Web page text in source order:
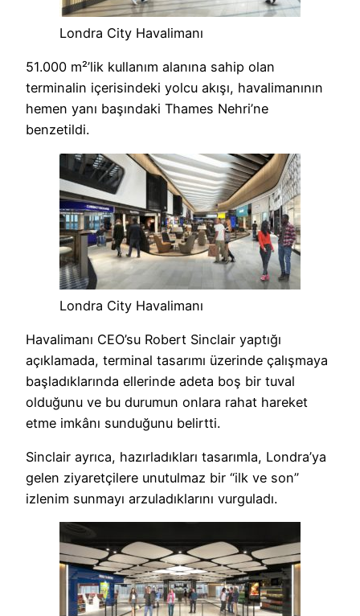
Londra City Havalimanı
51.000 m²’lik kullanım alanına sahip olan
terminalin içerisindeki yolcu akışı, havalimanının
hemen yanı başındaki Thames Nehri’ne
benzetildi.
Londra City Havalimanı
Havalimanı CEO’su Robert Sinclair yaptığı
açıklamada, terminal tasarımı üzerinde çalışmaya
başladıklarında ellerinde adeta boş bir tuval
olduğunu ve bu durumun onlara rahat hareket
etme imkânı sunduğunu belirtti.
Sinclair ayrıca, hazırladıkları tasarımla, Londra’ya
gelen ziyaretçilere unutulmaz bir “ilk ve son”
izlenim sunmayı arzuladıklarını vurguladı.